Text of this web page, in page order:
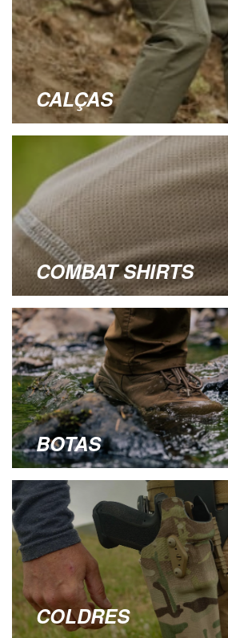
CALÇAS
COMBAT SHIRTS
BOTAS
COLDRES